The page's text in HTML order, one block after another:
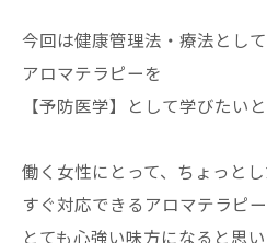
今回は健康管理法・療法とし
アロマテラピーを
【予防医学】として学びたい
働く女性にとって、ちょっと
すぐ対応できるアロマテラピ
とても心強い味方になると思